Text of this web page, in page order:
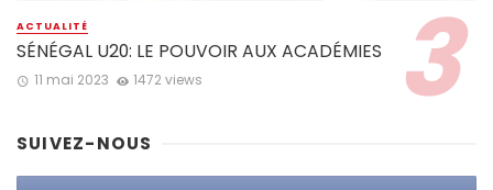
ACTUALITÉ
SÉNÉGAL U20: LE POUVOIR AUX ACADÉMIES
11 mai 2023 1472 views
SUIVEZ-NOUS